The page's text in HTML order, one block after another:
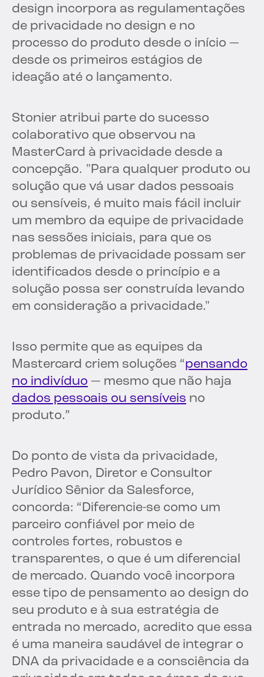
design incorpora as regulamentações
de privacidade no design e no
processo do produto desde o início —
desde os primeiros estágios de
ideação até o lançamento.
Stonier atribui parte do sucesso
colaborativo que observou na
MasterCard à privacidade desde a
concepção. "Para qualquer produto ou
solução que vá usar dados pessoais
ou sensíveis, é muito mais fácil incluir
um membro da equipe de privacidade
nas sessões iniciais, para que os
problemas de privacidade possam ser
identificados desde o princípio e a
solução possa ser construída levando
em consideração a privacidade."
Isso permite que as equipes da
Mastercard criem soluções “pensando
no indivíduo — mesmo que não haja
dados pessoais ou sensíveis no
produto.”
Do ponto de vista da privacidade,
Pedro Pavon, Diretor e Consultor
Jurídico Sênior da Salesforce,
concorda: “Diferencie-se como um
parceiro confiável por meio de
controles fortes, robustos e
transparentes, o que é um diferencial
de mercado. Quando você incorpora
esse tipo de pensamento ao design do
seu produto e à sua estratégia de
entrada no mercado, acredito que essa
é uma maneira saudável de integrar o
DNA da privacidade e a consciência da